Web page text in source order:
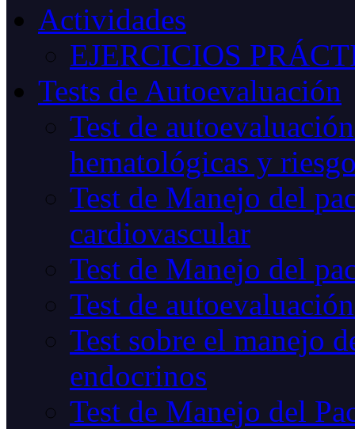
Actividades
EJERCICIOS
Tests de Autoevaluación
Test de
hematológicas y
Test de Manejo del
cardiovascular
Test de Manejo del
Test de
Test sobre el manejo
endocrinos
Test de Manejo del